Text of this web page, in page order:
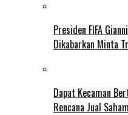
Presiden FIFA
Dikabarkan Minta
Dapat Kecaman
Rencana Jual